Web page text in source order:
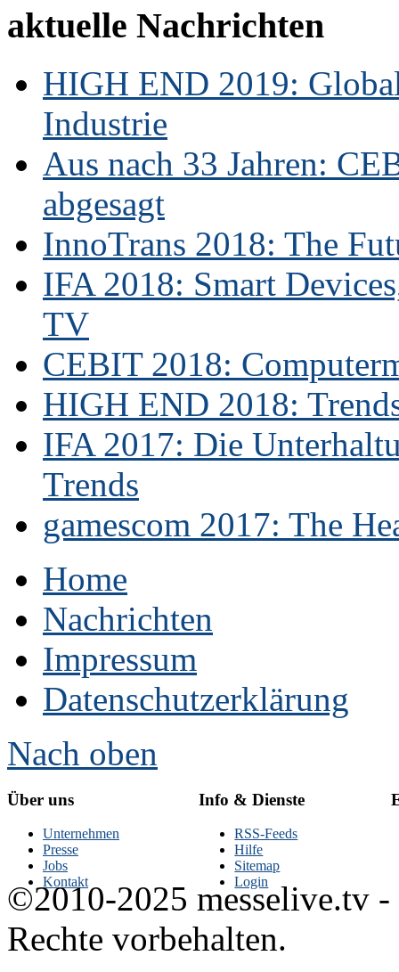
aktuelle Nachrichten
HIGH END 2019:
Industrie
Aus nach 33 Jahren:
abgesagt
InnoTrans 2018: The
IFA 2018: Smart
TV
CEBIT 2018:
HIGH END 2018:
IFA 2017: Die
Trends
gamescom 2017: The
Home
Nachrichten
Impressum
Datenschutzerklärung
Nach oben
Über uns
Unternehmen
Presse
Jobs
Kontakt
Info & Dienste
RSS-Feeds
Hilfe
Sitemap
Login
©2010-2025 messelive.tv -
Rechte vorbehalten.